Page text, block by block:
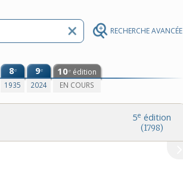
RECHERCHE AVANCÉE
8e
1935
9e
2024
10e édition
EN COURS
5e édition
(1798)